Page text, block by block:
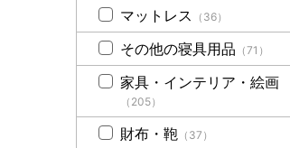
マットレス （36）
その他の寝具用品 （71）
家具・インテリア・絵画
（205）
財布・鞄 （37）